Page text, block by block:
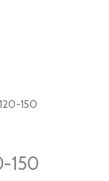
150
150